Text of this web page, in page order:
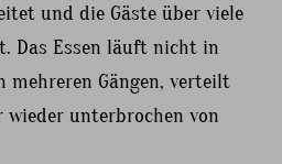
und die Gäste über viele
Das Essen läuft nicht in
mehreren Gängen, verteilt
wieder unterbrochen von